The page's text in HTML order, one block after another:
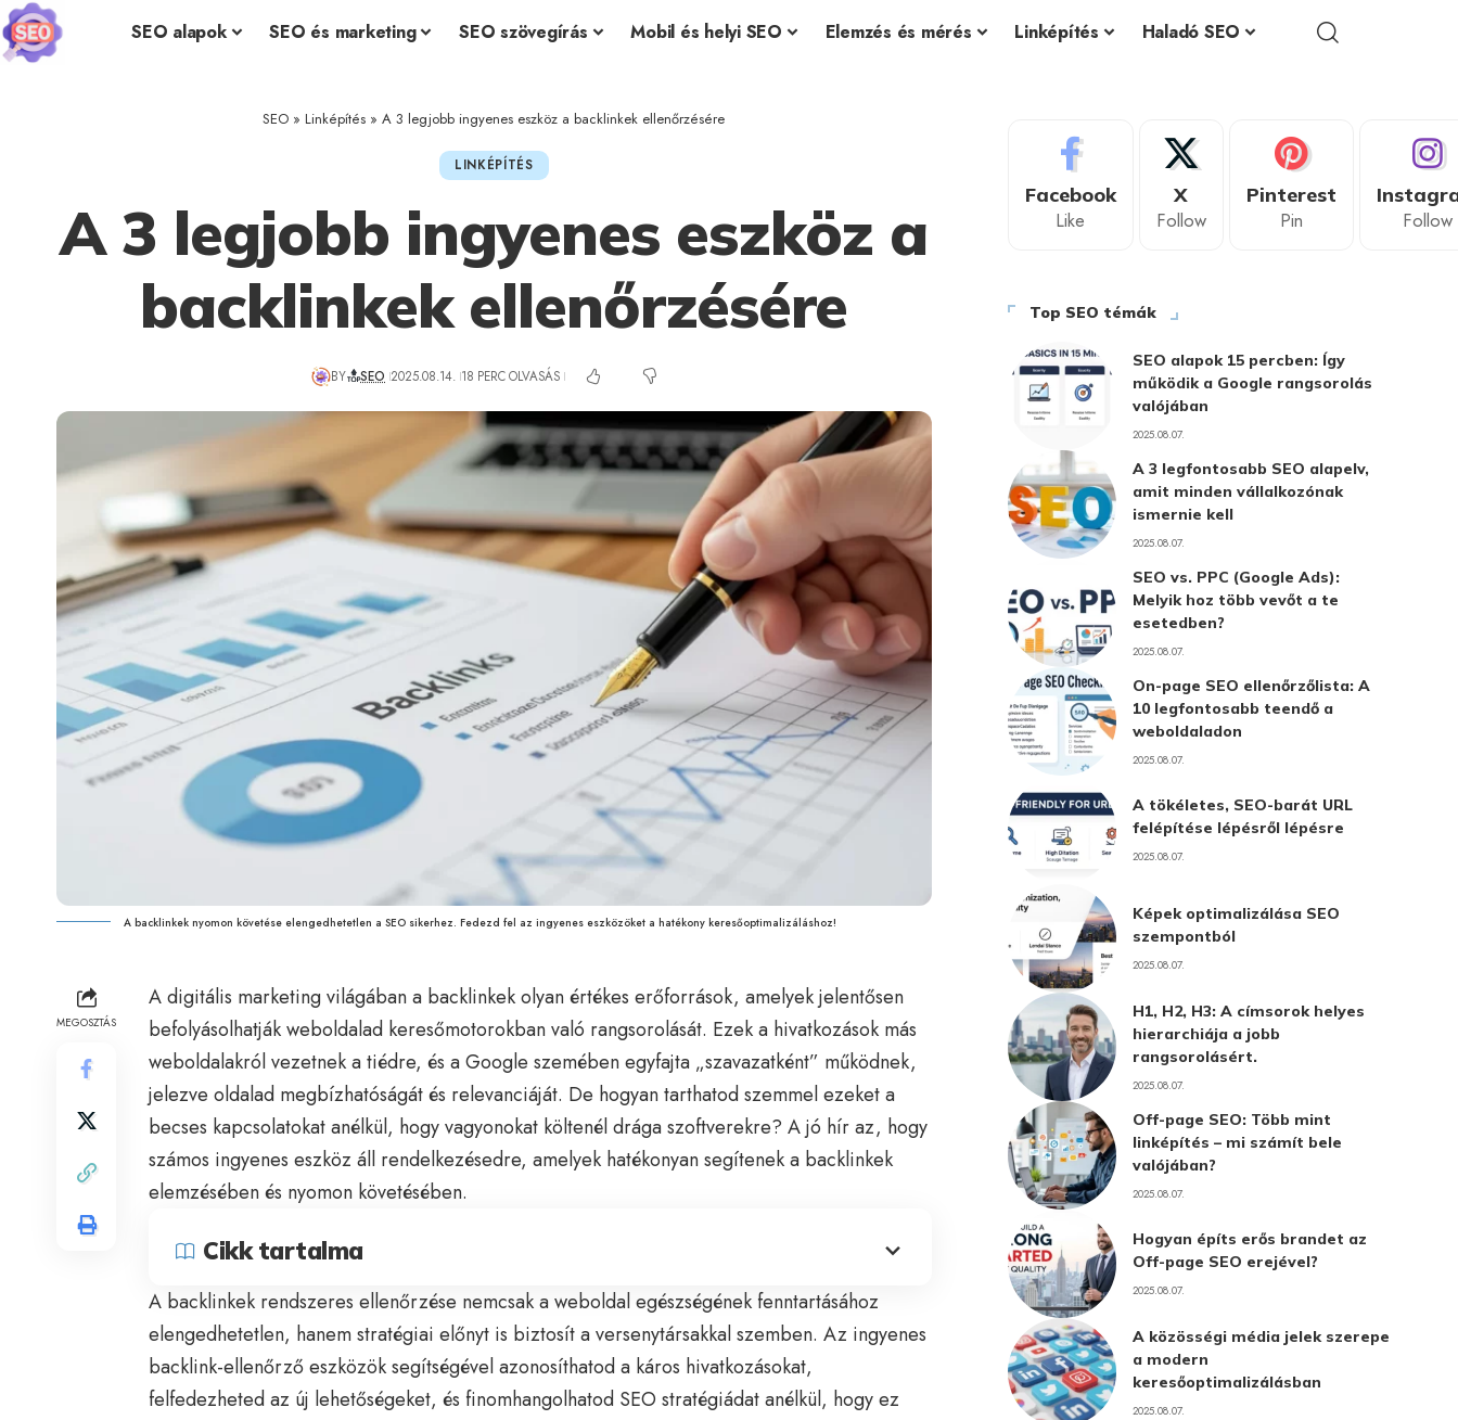
SEO alapok SEO és marketing SEO szövegírás Mobil és helyi SEO Elemzés és mérés Linképítés Haladó SEO
SEO » Linképítés »A 3 legjobb ingyenes eszköz a backlinkek ellenőrzésére
LINKÉPÍTÉS
A 3 legjobb ingyenes eszköz a
backlinkek ellenőrzésére
BY SEO 2025.08.14. 18 PERC OLVASÁS
A backlinkek nyomon követése elengedhetetlen a SEO sikerhez. Fedezd fel az ingyenes eszközöket a hatékony keresőoptimalizáláshoz!
MEGOSZTÁS
A digitális marketing világában a backlinkek olyan értékes erőforrások, amelyek jelentősen
befolyásolhatják weboldalad keresőmotorokban való rangsorolását. Ezek a hivatkozások más
weboldalakról vezetnek a tiédre, és a Google szemében egyfajta „szavazatként” működnek,
jelezve oldalad megbízhatóságát és relevanciáját. De hogyan tarthatod szemmel ezeket a
becses kapcsolatokat anélkül, hogy vagyonokat költenél drága szoftverekre? A jó hír az, hogy
számos ingyenes eszköz áll rendelkezésedre, amelyek hatékonyan segítenek a backlinkek
elemzésében és nyomon követésében.
Cikk tartalma
A backlinkek rendszeres ellenőrzése nemcsak a weboldal egészségének fenntartásához
elengedhetetlen, hanem stratégiai előnyt is biztosít a versenytársakkal szemben. Az ingyenes
backlink-ellenőrző eszközök segítségével azonosíthatod a káros hivatkozásokat,
felfedezheted az új lehetőségeket, és finomhangolhatod SEO stratégiádat anélkül, hogy ez
Facebook
Like
X
Follow
Pinterest
Pin Follow
Top SEO témák
SEO alapok 15 percben: Így
működik a Google rangsorolás
valójában
2025.08.07.
A 3 legfontosabb SEO alapelv,
amit minden vállalkozónak
ismernie kell
2025.08.07.
SEO vs. PPC (Google Ads):
Melyik hoz több vevőt a te
esetedben?
2025.08.07.
On-page SEO ellenőrzőlista: A
10 legfontosabb teendő a
weboldaladon
2025.08.07.
A tökéletes, SEO-barát URL
felépítése lépésről lépésre
2025.08.07.
Képek optimalizálása SEO
szempontból
2025.08.07.
H1, H2, H3: A címsorok helyes
hierarchiája a jobb
rangsorolásért.
2025.08.07.
Off-page SEO: Több mint
linképítés – mi számít bele
valójában?
2025.08.07.
Hogyan építs erős brandet az
Off-page SEO erejével?
2025.08.07.
A közösségi média jelek szerepe
a modern
keresőoptimalizálásban
2025.08.07.